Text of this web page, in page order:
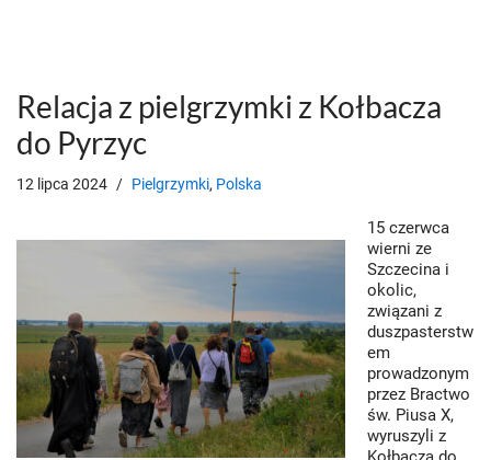
Relacja z pielgrzymki z Kołbacza
do Pyrzyc
12 lipca 2024 Pielgrzymki, Polska
15 czerwca
wierni ze
Szczecina i
okolic,
związani z
duszpasterstw
em
prowadzonym
przez Bractwo
św. Piusa X,
wyruszyli z